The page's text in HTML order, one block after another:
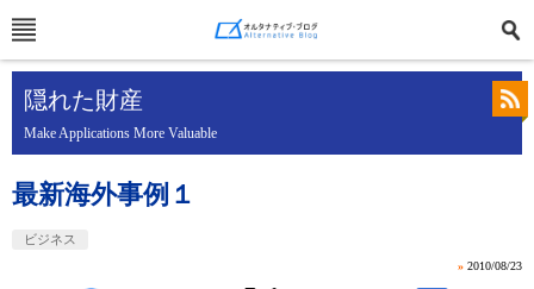
隠れた財産
Make Applications More Valuable
最新海外事例１
ビジネス
» 2010/08/23